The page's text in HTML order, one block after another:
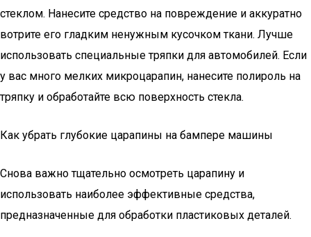
стеклом. Нанесите средство на повреждение и аккуратно
вотрите его гладким ненужным кусочком ткани. Лучше
использовать специальные тряпки для автомобилей. Если
у вас много мелких микроцарапин, нанесите полироль на
тряпку и обработайте всю поверхность стекла.
Как убрать глубокие царапины на бампере машины
Снова важно тщательно осмотреть царапину и
использовать наиболее эффективные средства,
предназначенные для обработки пластиковых деталей.